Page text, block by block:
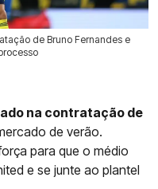
de Bruno Fernandes e
na contratação de
de verão.
para que o médio
e se junte ao plantel